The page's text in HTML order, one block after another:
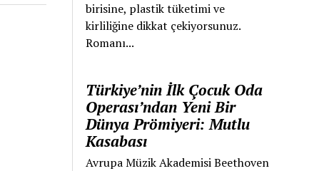
birisine, plastik tüketimi ve
kirliliğine dikkat çekiyorsunuz.
Romanı...
Türkiye’nin İlk Çocuk Oda
Operası’ndan Yeni Bir
Dünya Prömiyeri: Mutlu
Kasabası
Avrupa Müzik Akademisi Beethoven